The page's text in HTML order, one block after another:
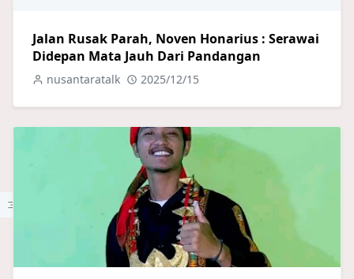
Jalan Rusak Parah, Noven Honarius : Serawai
Didepan Mata Jauh Dari Pandangan
nusantaratalk 2025/12/15